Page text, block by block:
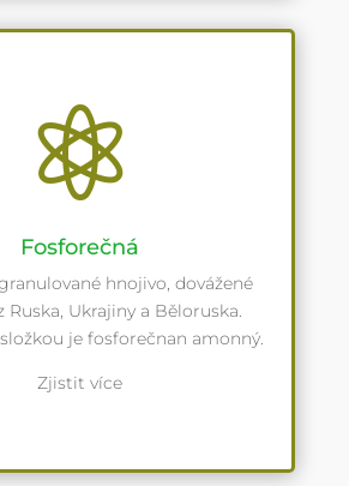

Fosforečná
hnojivo, dovážené
Ruska, Ukrajiny a Běloruska.
je fosforečnan amonný.
Zjistit více